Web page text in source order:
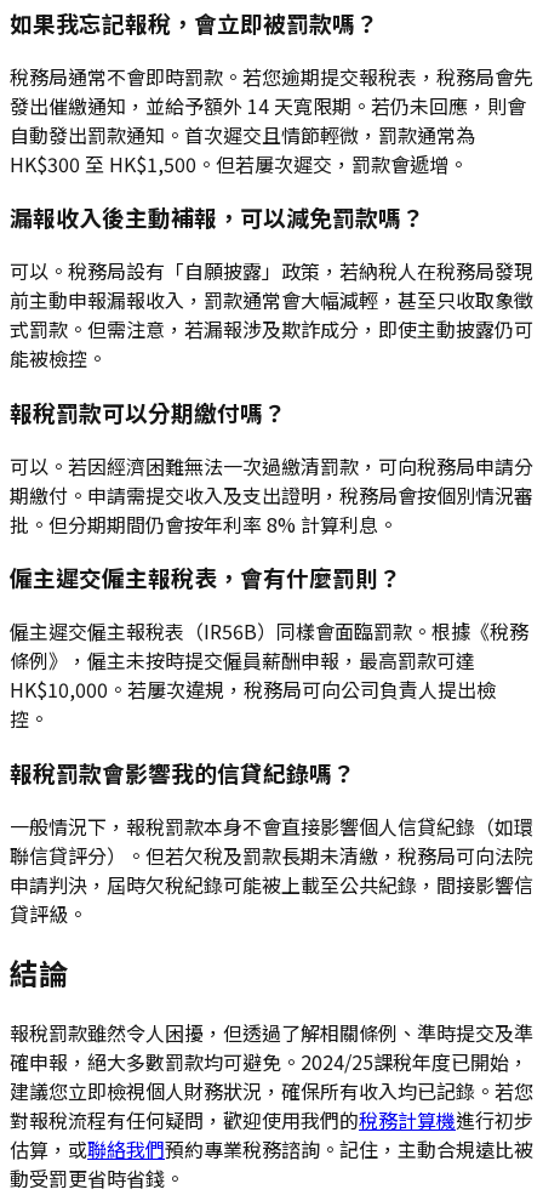
如果我忘記報稅，會立即被罰款嗎？
稅務局通常不會即時罰款。若您逾期提交報稅表，稅務局會先
發出催繳通知，並給予額外 14 天寬限期。若仍未回應，則會
自動發出罰款通知。首次遲交且情節輕微，罰款通常為
HK$300 至 HK$1,500。但若屢次遲交，罰款會遞增。
漏報收入後主動補報，可以減免罰款嗎？
可以。稅務局設有「自願披露」政策，若納稅人在稅務局發現
前主動申報漏報收入，罰款通常會大幅減輕，甚至只收取象徵
式罰款。但需注意，若漏報涉及欺詐成分，即使主動披露仍可
能被檢控。
報稅罰款可以分期繳付嗎？
可以。若因經濟困難無法一次過繳清罰款，可向稅務局申請分
期繳付。申請需提交收入及支出證明，稅務局會按個別情況審
批。但分期期間仍會按年利率 8% 計算利息。
僱主遲交僱主報稅表，會有什麼罰則？
僱主遲交僱主報稅表（IR56B）同樣會面臨罰款。根據《稅務
條例》，僱主未按時提交僱員薪酬申報，最高罰款可達
HK$10,000。若屢次違規，稅務局可向公司負責人提出檢
控。
報稅罰款會影響我的信貸紀錄嗎？
一般情況下，報稅罰款本身不會直接影響個人信貸紀錄（如環
聯信貸評分）。但若欠稅及罰款長期未清繳，稅務局可向法院
申請判決，屆時欠稅紀錄可能被上載至公共紀錄，間接影響信
貸評級。
結論
報稅罰款雖然令人困擾，但透過了解相關條例、準時提交及準
確申報，絕大多數罰款均可避免。2024/25課稅年度已開始，
建議您立即檢視個人財務狀況，確保所有收入均已記錄。若您
對報稅流程有任何疑問，歡迎使用我們的稅務計算機進行初步
估算，或聯絡我們預約專業稅務諮詢。記住，主動合規遠比被
動受罰更省時省錢。